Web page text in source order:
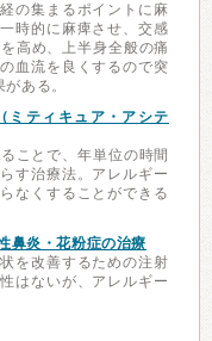
の集まるポイントに麻
時的に麻痺させ、交感
高め、上半身全般の痛
血流を良くするので突
ある。
ミティキュア・アシテ
ことで、年単位の時間
す治療法。アレルギー
なくすることができる
鼻炎・花粉症の治療
を改善するための注射
はないが、アレルギー